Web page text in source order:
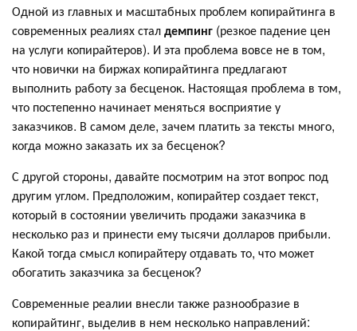
Одной из главных и масштабных проблем копирайтинга в
современных реалиях сталдемпинг (резкое падение цен
на услуги копирайтеров). И эта проблема вовсе не в том,
что новички на биржах копирайтинга предлагают
выполнить работу за бесценок. Настоящая проблема в том,
что постепенно начинает меняться восприятие у
заказчиков. В самом деле, зачем платить за тексты много,
когда можно заказать их за бесценок?
С другой стороны, давайте посмотрим на этот вопрос под
другим углом. Предположим, копирайтер создает текст,
который в состоянии увеличить продажи заказчика в
несколько раз и принести ему тысячи долларов прибыли.
Какой тогда смысл копирайтеру отдавать то, что может
обогатить заказчика за бесценок?
Современные реалии внесли также разнообразие в
копирайтинг, выделив в нем несколько направлений: